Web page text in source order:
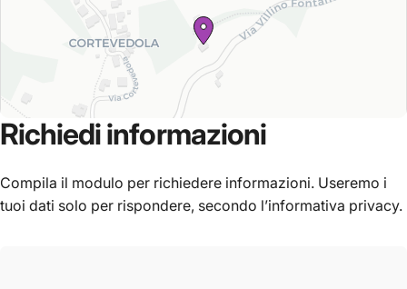
Richiediinformazioni
Compila il modulo per richiedere informazioni. Useremo i
tuoi dati solo per rispondere, secondo l’informativa privacy.